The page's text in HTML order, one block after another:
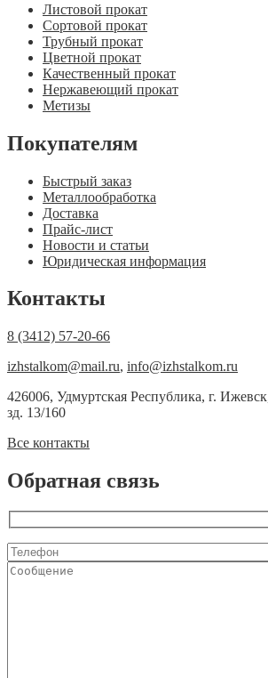
Листовой прокат
Сортовой прокат
Трубный прокат
Цветной прокат
Качественный прокат
Нержавеющий прокат
Метизы
Покупателям
Быстрый заказ
Металлообработка
Доставка
Прайс-лист
Новости и статьи
Юридическая информация
Контакты
8 (3412) 57-20-66
izhstalkom@mail.ru, info@izhstalkom.ru
426006, Удмуртская Республика, г.
зд. 13/160
Все контакты
Обратная связь